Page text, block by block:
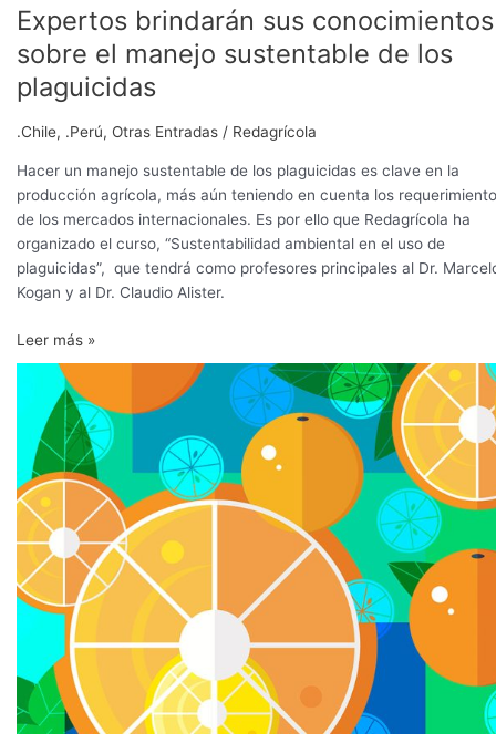
Expertos brindarán sus conocimientos
sobre el manejo sustentable de los
plaguicidas
.Chile, .Perú, Otras Entradas / Redagrícola
Hacer un manejo sustentable de los plaguicidas es clave en la
producción agrícola, más aún teniendo en cuenta los
de los mercados internacionales. Es por ello que Redagrícola ha
organizado el curso, “Sustentabilidad ambiental en el uso de
plaguicidas”, que tendrá como profesores principales al Dr.
Kogan y al Dr. Claudio Alister.
plaguicidas
Leer más »
internacional
abordará
claves
para
desarrollo
de
un
huerto
moderno
cítrico